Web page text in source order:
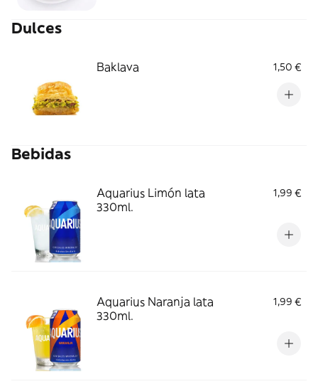
Dulces
Baklava 1,50 €
Bebidas
Aquarius Limón lata
330ml.
1,99 €
Aquarius Naranja lata
330ml.
1,99 €